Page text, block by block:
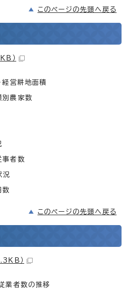
このページの先頭へ戻る
）
営耕地面積
農家数
者数
況
数
このページの先頭へ戻る
）
業者数の推移